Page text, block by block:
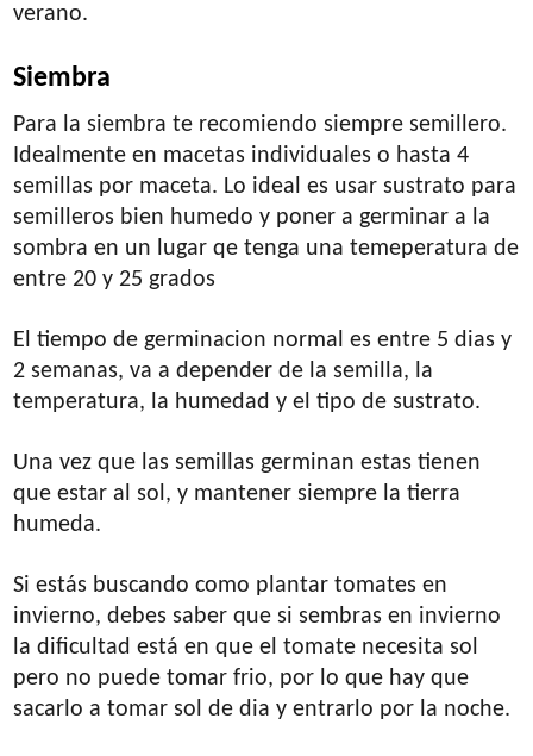
verano.
Siembra
Para la siembra te recomiendo siempre semillero.
Idealmente en macetas individuales o hasta 4
semillas por maceta. Lo ideal es usar sustrato para
semilleros bien humedo y poner a germinar a la
sombra en un lugar qe tenga una temeperatura de
entre 20 y 25 grados
El tiempo de germinacion normal es entre 5 dias y
2 semanas, va a depender de la semilla, la
temperatura, la humedad y el tipo de sustrato.
Una vez que las semillas germinan estas tienen
que estar al sol, y mantener siempre la tierra
humeda.
Si estás buscando como plantar tomates en
invierno, debes saber que si sembras en invierno
la dificultad está en que el tomate necesita sol
pero no puede tomar frio, por lo que hay que
sacarlo a tomar sol de dia y entrarlo por la noche.